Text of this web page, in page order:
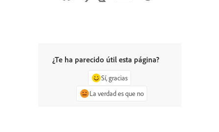
¿Te ha parecido útil esta página?
Sí, gracias
La verdad es que no